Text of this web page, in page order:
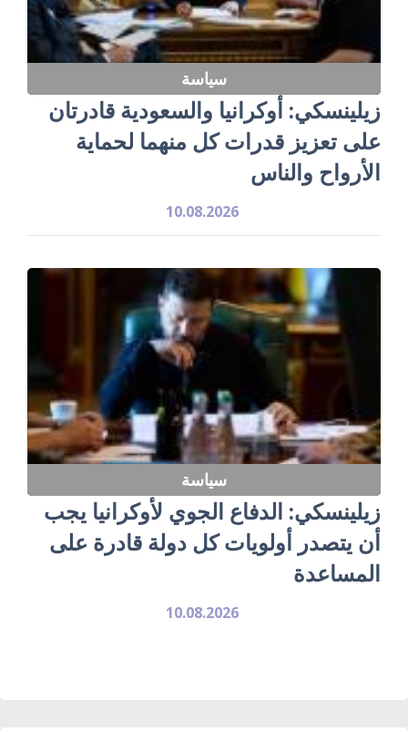
سياسة
زيلينسكي: أوكرانيا والسعودية قادرتان
على تعزيز قدرات كل منهما لحماية
الأرواح والناس
10.08.2026
سياسة
زيلينسكي: الدفاع الجوي لأوكرانيا يجب
أن يتصدر أولويات كل دولة قادرة على
المساعدة
10.08.2026